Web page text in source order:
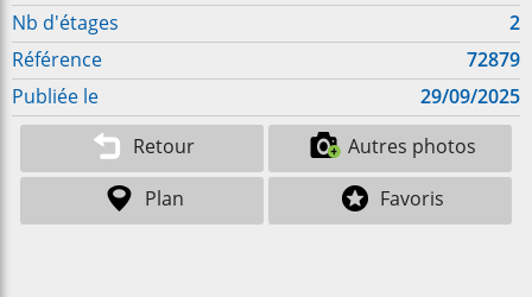
Nb d'étages
2
Référence
72879
Publiée le
29/09/2025
Retour
Autres photos
Plan
Favoris